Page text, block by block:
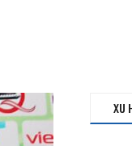
XU